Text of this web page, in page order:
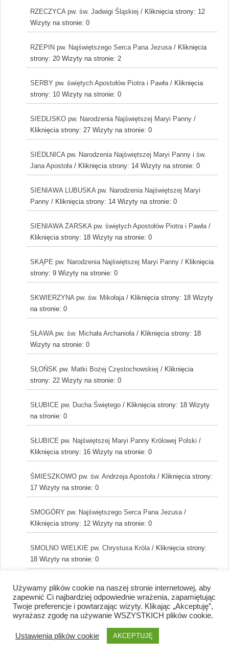
RZECZYCA pw. św. Jadwigi Śląskiej / Kliknięcia strony: 12
Wizyty na stronie: 0
RZEPIN pw. Najświętszego Serca Pana Jezusa / Kliknięcia
strony: 20 Wizyty na stronie: 2
SERBY pw. świętych Apostołów Piotra i Pawła / Kliknięcia
strony: 10 Wizyty na stronie: 0
SIEDLISKO pw. Narodzenia Najświętszej Maryi Panny /
Kliknięcia strony: 27 Wizyty na stronie: 0
SIEDLNICA pw. Narodzenia Najświętszej Maryi Panny i św.
Jana Apostoła / Kliknięcia strony: 14 Wizyty na stronie: 0
SIENIAWA LUBUSKA pw. Narodzenia Najświętszej Maryi
Panny / Kliknięcia strony: 14 Wizyty na stronie: 0
SIENIAWA ŻARSKA pw. świętych Apostołów Piotra i Pawła /
Kliknięcia strony: 18 Wizyty na stronie: 0
SKĄPE pw. Narodzenia Najświętszej Maryi Panny / Kliknięcia
strony: 9 Wizyty na stronie: 0
SKWIERZYNA pw. św. Mikołaja / Kliknięcia strony: 18 Wizyty
na stronie: 0
SŁAWA pw. św. Michała Archanioła / Kliknięcia strony: 18
Wizyty na stronie: 0
SŁOŃSK pw. Matki Bożej Częstochowskiej / Kliknięcia
strony: 22 Wizyty na stronie: 0
SŁUBICE pw. Ducha Świętego / Kliknięcia strony: 18 Wizyty
na stronie: 0
SŁUBICE pw. Najświętszej Maryi Panny Królowej Polski /
Kliknięcia strony: 16 Wizyty na stronie: 0
ŚMIESZKOWO pw. św. Andrzeja Apostoła / Kliknięcia strony:
17 Wizyty na stronie: 0
SMOGÓRY pw. Najświętszego Serca Pana Jezusa /
Kliknięcia strony: 12 Wizyty na stronie: 0
SMOLNO WIELKIE pw. Chrystusa Króla / Kliknięcia strony:
18 Wizyty na stronie: 0
SOKOLA DĄBROWA pw. Wniebowzięcia Najświętszej Maryi
Panny/ Kliknięcia strony: 8 Wizyty na stronie: 0
STARE KUROWO pw. świętych Apostołów Piotra i Pawła/
Wizyty na stronie: 0
Używamy plików cookie na naszej stronie internetowej, aby
zapewnić Ci najbardziej odpowiednie wrażenia, zapamiętując
Twoje preferencje i powtarzając wizyty. Klikając „Akceptuję”,
wyrażasz zgodę na używanie WSZYSTKICH plików cookie.
Ustawienia plików cookie AKCEPTUJĘ